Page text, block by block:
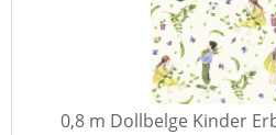
0,8 m Dollbelge Kinder